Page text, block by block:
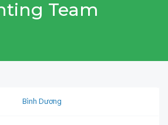
Team
Bình Dương